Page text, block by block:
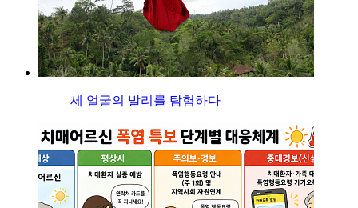
세 얼굴의 발리를 탐험하다